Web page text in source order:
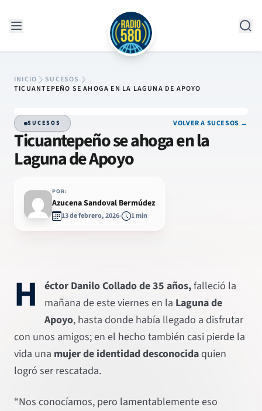
INICIO
SUCESOS
TICUANTEPEÑO SE AHOGA EN LA LAGUNA DE APOYO
SUCESOS VOLVER A SUCESOS →
Ticuantepeño se ahoga en la
Laguna de Apoyo
POR:
Azucena Sandoval Bermúdez
13 de febrero, 2026 1 min
H éctor Danilo Collado de 35 años,falleció la
mañana de este viernes en la Laguna de
Apoyo, hasta donde había llegado a disfrutar
con unos amigos; en el hecho también casi pierde la
vida una mujer de identidad desconocidaquien
logró ser rescatada.
“Nos conocíamos, pero lamentablemente eso